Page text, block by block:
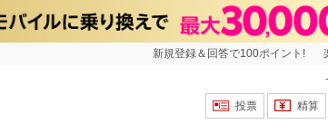
新規登録＆回答で100ポイント!
投票
精算